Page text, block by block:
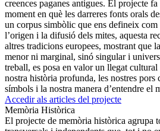
creences paganes antigues. El projecte
moment en què les darreres fonts orals
un corpus simbòlic que ens defineix
l’origen i la difusió dels mites, aquesta
altres tradicions europees, mostrant que
menor ni marginal, sinó singular i
treball, es posa en valor un llegat cultural
nostra història profunda, les nostres pors
símbols i la nostra manera d’entendre el
Accedir als articles del projecte
Memòria Històrica
El projecte de memòria històrica agrupa